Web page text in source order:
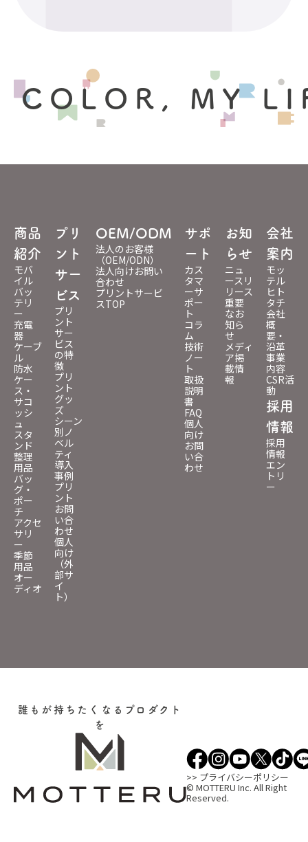
COLOR, MY
商品
紹介
モバ
イル
バッ
テリ
ー
充電
器
ケーブ
ル
防水
ケー
ス・
サコ
ッシ
ュ
スタ
ンド
整理
用品
バッ
グ・
ポー
チ
アクセ
サリ
ー
季節
用品
オー
ディオ
プリ
ント
サー
ビス
プリ
ント
サー
ビス
の特
徴
プリ
ント
グッ
ズ
シーン
別ノ
ベル
ティ
導入
事例
プリ
ント
お問
い合
わせ
個人
向け
（外
部サ
イ
ト）
OEM/ODM
法人のお客様
（OEM/ODN）
法人向けお問い
合わせ
プリントサービ
スTOP
サポ
ート
カス
タマ
ーサ
ポー
ト
コラ
ム
技術
ノー
ト
取扱
説明
書
FAQ
個人
向け
お問
い合
わせ
お知
らせ
ニュ
ースリ
リース
重要
なお
知ら
せ
メディ
ア掲
載情
報
会社
案内
モッ
テル
ヒト
タチ
会社
概
要・
沿革
事業
内容
CSR活
動
採用
情報
採用
情報
エン
トリ
ー
誰もが持ちたくなるプロダクト
を
>> プライバシーポリシー
© MOTTERU Inc. All Right
Reserved.